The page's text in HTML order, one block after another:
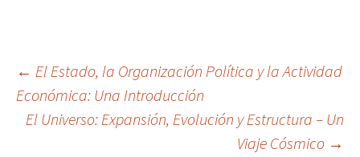
Navegación
de
← El Estado, la Organización Política y la Actividad
Económica: Una Introducción
El Universo: Expansión, Evolución y Estructura – Un
Viaje Cósmico →